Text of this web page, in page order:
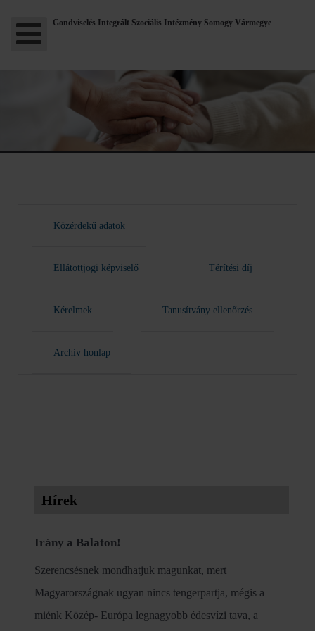
Gondviselés Integrált Szociális Intézmény Somogy Vármegye
Közérdekű adatok
Ellátottjogi képviselő Térítési díj
Kérelmek Tanusítvány ellenőrzés
Archív honlap
Hírek
Irány a Balaton!
Szerencsésnek mondhatjuk magunkat, mert
Magyarországnak ugyan nincs tengerpartja, mégis a
miénk Közép- Európa legnagyobb édesvízi tava, a